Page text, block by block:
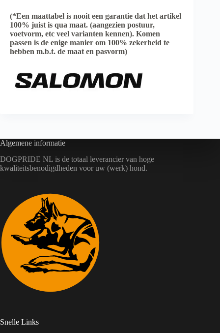
(*Een maattabel is nooit een garantie dat het artikel
100% juist is qua maat. (aangezien postuur,
voetvorm, etc veel varianten kennen). Komen
passen is de enige manier om 100% zekerheid te
hebben m.b.t. de maat en pasvorm)
Algemene informatie
DOGPRIDE NL is de totaal leverancier van hoge
kwaliteitsbenodigdheden voor uw (werk) hond.
Snelle Links